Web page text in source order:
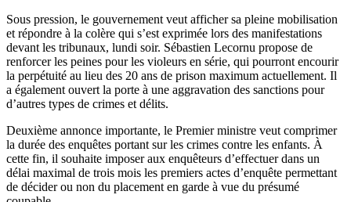
Sous pression, le gouvernement veut afficher sa pleine mobilisation
et répondre à la colère qui s’est exprimée lors des manifestations
devant les tribunaux, lundi soir. Sébastien Lecornu propose de
renforcer les peines pour les violeurs en série, qui pourront encourir
la perpétuité au lieu des 20 ans de prison maximum actuellement. Il
a également ouvert la porte à une aggravation des sanctions pour
d’autres types de crimes et délits.
Deuxième annonce importante, le Premier ministre veut comprimer
la durée des enquêtes portant sur les crimes contre les enfants. À
cette fin, il souhaite imposer aux enquêteurs d’effectuer dans un
délai maximal de trois mois les premiers actes d’enquête permettant
de décider ou non du placement en garde à vue du présumé